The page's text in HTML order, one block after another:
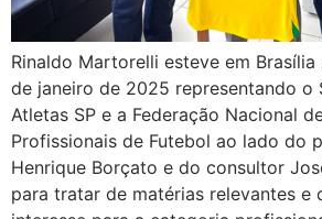
Rinaldo Martorelli esteve em
de janeiro de 2025 representando o
Atletas SP e a Federação Nacional
Profissionais de Futebol ao lado do
Henrique Borçato e do consultor
para tratar de matérias relevantes e